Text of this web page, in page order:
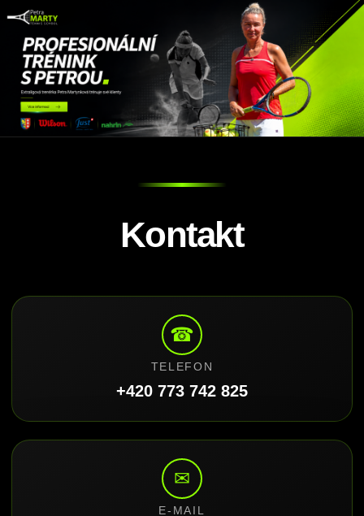
Kontakt
☎
TELEFON
+420 773 742 825
✉
E-MAIL